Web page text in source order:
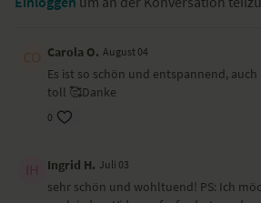
Zungenkreisen im Mund
Lippenmassage (Bitte nur bei
Pferdeschnauben
Massage der unteren Kieferpartie
Muskulatur ausklopfen
Du beugst kleinen Fältchen um deine Lippen
Carola O. August 04
Es ist so schön und entspannend,
toll 🥰Danke
0
Ingrid H. Juli 03
sehr schön und wohltuend! PS: Ich